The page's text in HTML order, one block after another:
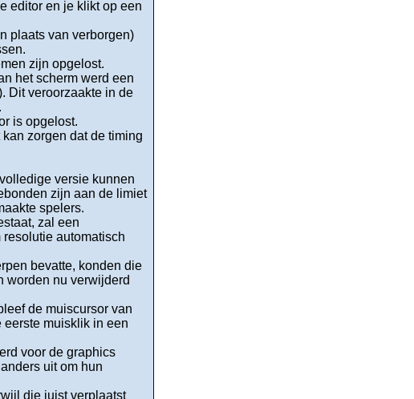
editor en je klikt op een
plaats van verborgen)
zijn opgelost.
het scherm werd een
Dit veroorzaakte in de
is opgelost.
zorgen dat de timing
versie kunnen
zijn aan de limiet
spelers.
zal een
automatisch
bevatte, konden die
worden nu verwijderd
de muiscursor van
muisklik in een
voor de graphics
uit om hun
die juist verplaatst